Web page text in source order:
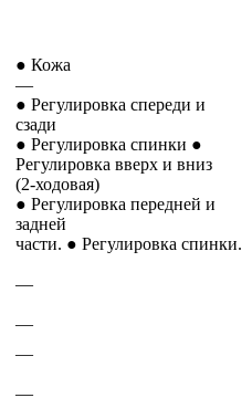
● Кожа
—
● Регулировка спереди и
сзади
● Регулировка спинки ●
Регулировка вверх и вниз
(2-ходовая)
● Регулировка передней и
задней
части. ● Регулировка спинки.
—
—
—
—